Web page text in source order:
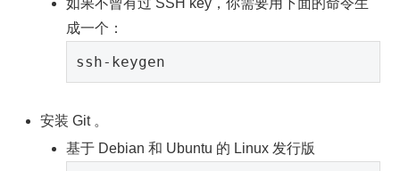
如果不曾有过 SSH key，你需要用下面的命令生
成一个：
安装 Git 。
基于 Debian 和 Ubuntu 的 Linux 发行版